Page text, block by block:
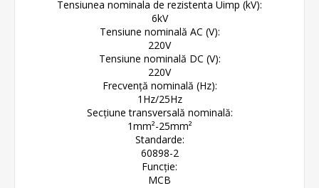
Tensiunea nominala de rezistenta Uimp (kV):
6kV
Tensiune nominală AC (V):
220V
Tensiune nominală DC (V):
220V
Frecvență nominală (Hz):
1Hz/25Hz
Secțiune transversală nominală:
1mm²-25mm²
Standarde:
60898-2
Funcție:
MCB